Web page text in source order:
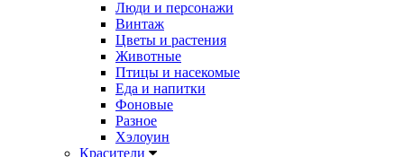
Люди и персонажи
Винтаж
Цветы и растения
Животные
Птицы и насекомые
Еда и напитки
Фоновые
Разное
Хэлоуин
Красители